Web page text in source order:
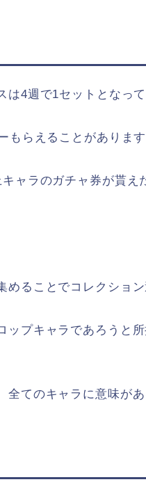
4週で1セットとなって
もらえることがあります
ャラのガチャ券が貰え
ることでコレクション
ップキャラであろうと
てのキャラに意味が